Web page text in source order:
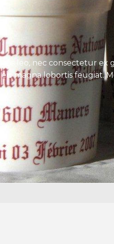
leo, nec consectetur ex
eu magna lobortis feugiat.